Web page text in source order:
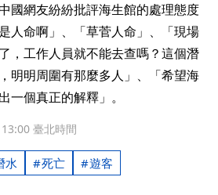
國網友紛紛批評海生館的處理態度
人命啊」、「草菅人命」、「現場
，工作人員就不能去查嗎？這個潛
明明周圍有那麼多人」、「希望海
一個真正的解釋」。
臺北時間
水 死亡 遊客